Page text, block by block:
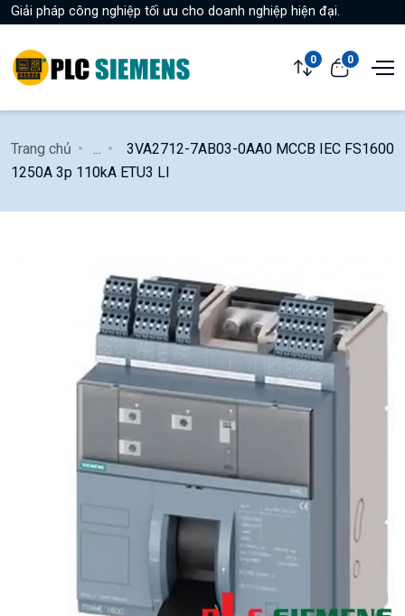
Giải pháp công nghiệp tối ưu cho doanh nghiệp hiện đại.
0 0
Trang chủ
3VA2712-7AB03-0AA0 MCCB IEC FS1600
1250A 3p 110kA ETU3 LI